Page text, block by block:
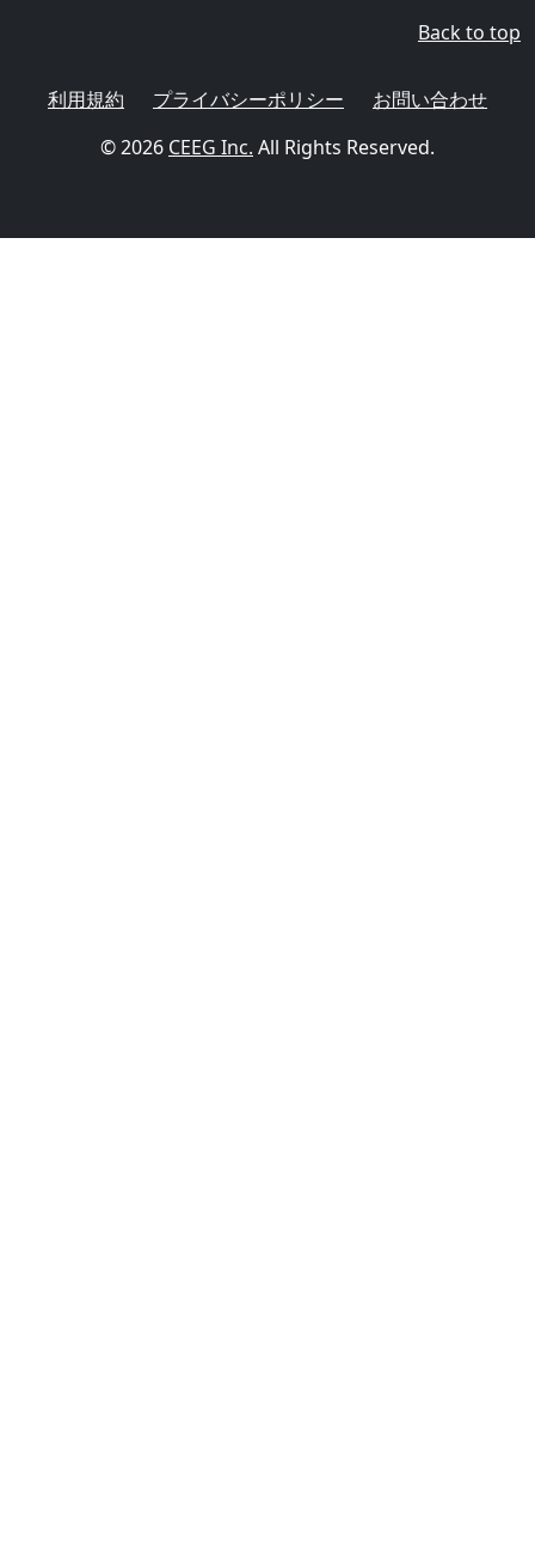
Back to top
利用規約 プライバシーポリシー
お問い合わせ
© 2026 CEEG Inc. All Rights Reserved.